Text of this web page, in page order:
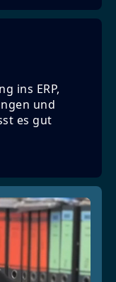
ins ERP,
und
es gut